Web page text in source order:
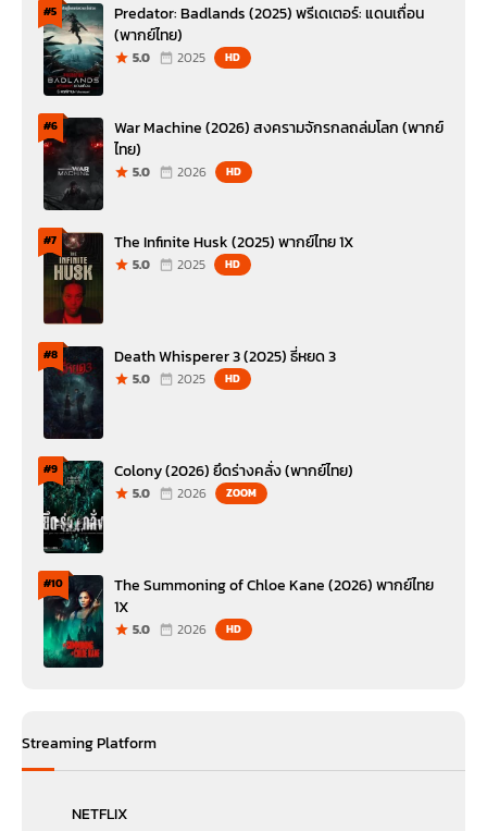
#5
Predator: Badlands (2025) พรีเดเตอร์: แดนเถื่อน
(พากย์ไทย)
5.0 2025 HD
#6
War Machine (2026) สงครามจักรกลถล่มโลก (พากย์
ไทย)
5.0 2026 HD
#7 The Infinite Husk (2025) พากย์ไทย 1X
5.0 2025 HD
#8 Death Whisperer 3 (2025) ธี่หยด 3
5.0 2025 HD
#9 Colony (2026) ยึดร่างคลั่ง (พากย์ไทย)
5.0 2026 ZOOM
#10
The Summoning of Chloe Kane (2026) พากย์ไทย
1X
5.0 2026 HD
Streaming Platform
NETFLIX